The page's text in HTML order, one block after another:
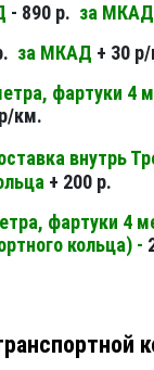
- 890 р. за МКАД
за МКАД + 30
фартуки 4
км.
внутрь
+ 200 р.
фартуки 4
кольца) -